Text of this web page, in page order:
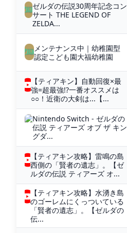
ゼルダの伝説30周年記念コン
サート THE LEGEND OF
ZELDA...
メンテナンス中｜幼稚園型
認定こども園大福幼稚園
【ティアキン】自動回復×最
強=超最強!?一番オススメは
○○！近衛の大剣は...【...
Nintendo Switch - ゼルダの
伝説 ティアーズ オブ ザ キン
グダ...
【ティアキン攻略】雷鳴の島
西側の「賢者の遺志」。【ゼ
ルダの伝説 ティアーズ オ...
【ティアキン攻略】水湧き島
のゴーレムにくっついている
「賢者の遺志」。【ゼルダの
伝...